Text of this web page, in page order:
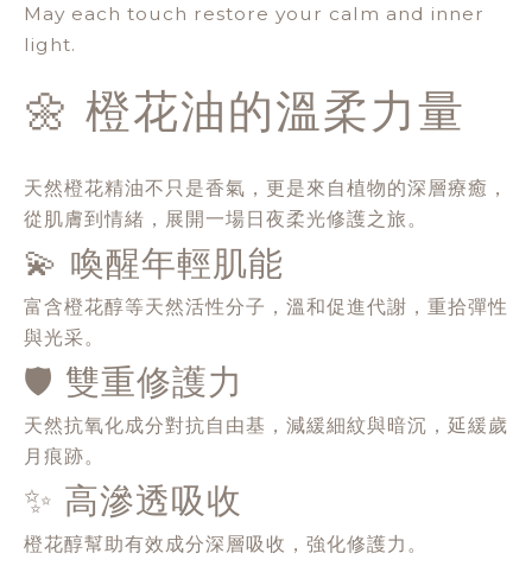
May each touch restore your calm and inner
light.
🌼 橙花油的溫柔力量
天然橙花精油不只是香氣，更是來自植物的深層療癒，
從肌膚到情緒，展開一場日夜柔光修護之旅。
💫 喚醒年輕肌能
富含橙花醇等天然活性分子，溫和促進代謝，重拾彈性
與光采。
🛡️ 雙重修護力
天然抗氧化成分對抗自由基，減緩細紋與暗沉，延緩歲
月痕跡。
✨ 高滲透吸收
橙花醇幫助有效成分深層吸收，強化修護力。